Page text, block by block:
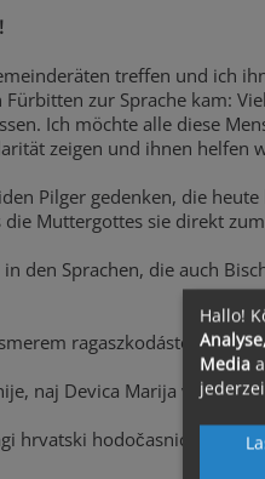
treffen und ich
zur Sprache kam:
Ich möchte alle diese
zeigen und ihnen helfen
Pilger gedenken, die
Muttergottes sie direkt
den Sprachen, die auch
ragaszkodástokat a
naj Devica Marija vedno
hrvatski hodočasnici! Neka
Hallo!
Media